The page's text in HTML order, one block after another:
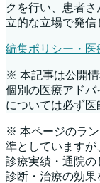
クを行い、患者
立的な立場で発信
編集ポリシー・
※ 本記事は公開情
個別の医療アド
については必ず医
※ 本ページのラン
準としていますが
診療実績・通院の
診断・治療の効果